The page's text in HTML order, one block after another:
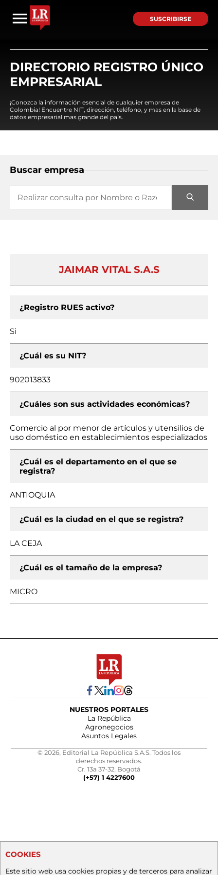
SUSCRIBIRSE
DIRECTORIO REGISTRO ÚNICO
EMPRESARIAL
¡Conozca la información esencial de cualquier empresa de
Colombia! Encuentre NIT, dirección, teléfono, y mas en la base de
datos empresarial mas grande del país.
Buscar empresa
JAIMAR VITAL S.A.S
¿Registro RUES activo?
Si
¿Cuál es su NIT?
902013833
¿Cuáles son sus actividades económicas?
Comercio al por menor de artículos y utensilios de
uso doméstico en establecimientos especializados
¿Cuál es el departamento en el que se
registra?
ANTIOQUIA
¿Cuál es la ciudad en el que se registra?
LA CEJA
¿Cuál es el tamaño de la empresa?
MICRO
NUESTROS PORTALES
La República
Agronegocios
Asuntos Legales
© 2026, Editorial La República S.A.S. Todos los
derechos reservados.
Cr. 13a 37-32, Bogotá
(+57) 1 4227600
COOKIES
Este sitio web usa cookies propias y de terceros para analizar